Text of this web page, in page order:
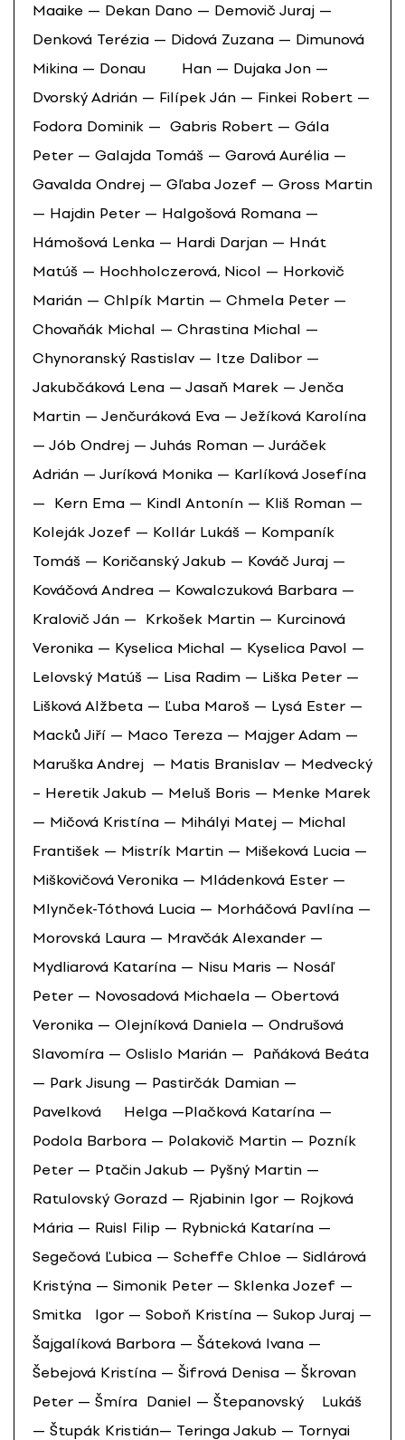
Maaike — Dekan Dano — Demovič Juraj —
Denková Terézia — Didová Zuzana — Dimunová
Mikina — Donau Han — Dujaka Jon —
Dvorský Adrián — Filípek Ján — Finkei Robert —
Fodora Dominik — Gabris Robert — Gála
Peter — Galajda Tomáš — Garová Aurélia —
Gavalda Ondrej — Gľaba Jozef — Gross Martin
— Hajdin Peter — Halgošová Romana —
Hámošová Lenka — Hardi Darjan — Hnát
Matúš — Hochholczerová, Nicol — Horkovič
Marián — Chlpík Martin — Chmela Peter —
Chovaňák Michal — Chrastina Michal —
Chynoranský Rastislav — Itze Dalibor —
Jakubčáková Lena — Jasaň Marek — Jenča
Martin — Jenčuráková Eva — Ježíková Karolína
— Jób Ondrej — Juhás Roman — Juráček
Adrián — Juríková Monika — Karlíková Josefína
— Kern Ema — Kindl Antonín — Kliš Roman —
Koleják Jozef — Kollár Lukáš — Kompaník
Tomáš — Koričanský Jakub — Kováč Juraj —
Kováčová Andrea — Kowalczuková Barbara —
Kralovič Ján — Krkošek Martin — Kurcinová
Veronika — Kyselica Michal — Kyselica Pavol —
Lelovský Matúš — Lisa Radim — Liška Peter —
Lišková Alžbeta — Ľuba Maroš — Lysá Ester —
Macků Jiří — Maco Tereza — Majger Adam —
Maruška Andrej — Matis Branislav — Medvecký
– Heretik Jakub — Meluš Boris — Menke Marek
— Mičová Kristína — Mihályi Matej — Michal
František — Mistrík Martin — Mišeková Lucia —
Miškovičová Veronika — Mládenková Ester —
Mlynček-Tóthová Lucia — Morháčová Pavlína —
Morovská Laura — Mravčák Alexander —
Mydliarová Katarína — Nisu Maris — Nosáľ
Peter — Novosadová Michaela — Obertová
Veronika — Olejníková Daniela — Ondrušová
Slavomíra — Oslislo Marián —
Paňáková Beáta
— Park Jisung — Pastirčák Damian —
Pavelková Helga —Plačková Katarína —
Podola Barbora — Polakovič Martin — Pozník
Peter — Ptačin Jakub — Pyšný Martin —
Ratulovský Gorazd — Rjabinin Igor — Rojková
Mária — Ruisl Filip — Rybnická Katarína —
Segečová Ľubica — Scheffe Chloe — Sidlárová
Kristýna — Simonik Peter — Sklenka Jozef —
Smitka Igor — Soboň Kristína — Sukop Juraj —
Šajgalíková Barbora — Šáteková Ivana —
Šebejová Kristína — Šifrová Denisa — Škrovan
Peter — Šmíra Daniel — Štepanovský Lukáš
— Štupák Kristián— Teringa Jakub — Tornyai